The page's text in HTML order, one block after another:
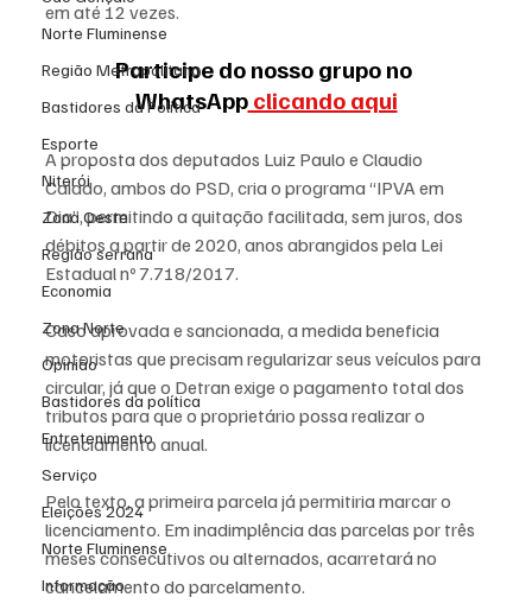
Norte Fluminense
Região Metropolitana
Bastidores da Política
Esporte
Niterói
Zona Oeste
Região serrana
Economia
Zona Norte
Opinião
Bastidores da política
Entretenimento
Serviço
Eleições 2024
Norte Fluminense
Informação
em até 12 vezes.
Participe do nosso grupo no
WhatsApp clicando aqui
A proposta dos deputados Luiz Paulo e Claudio
Caiado, ambos do PSD, cria o programa “IPVA em
Dia”, permitindo a quitação facilitada, sem juros, dos
débitos a partir de 2020, anos abrangidos pela Lei
Estadual nº 7.718/2017.
Caso aprovada e sancionada, a medida beneficia
motoristas que precisam regularizar seus veículos para
circular, já que o Detran exige o pagamento total dos
tributos para que o proprietário possa realizar o
licenciamento anual.
Pelo texto, a primeira parcela já permitiria marcar o
licenciamento. Em inadimplência das parcelas por três
meses consecutivos ou alternados, acarretará no
cancelamento do parcelamento.